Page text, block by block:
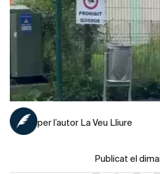
per l’autor La Veu Lliure
Publicat el